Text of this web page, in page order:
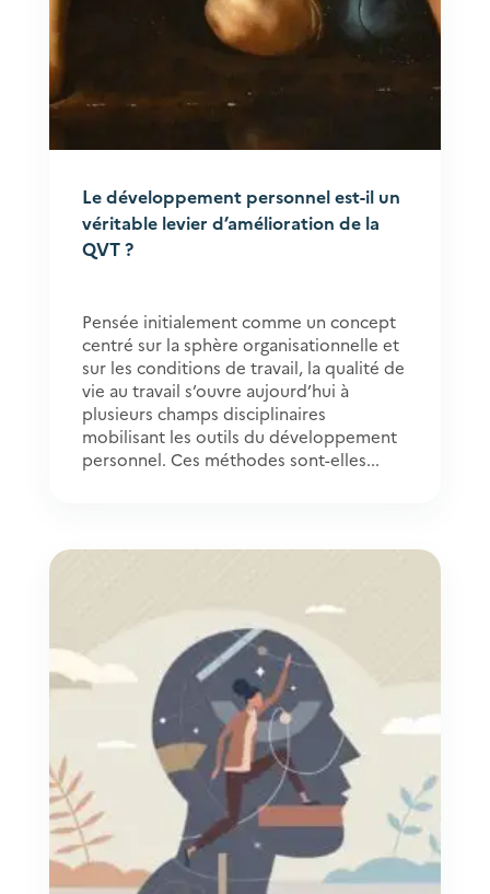
Le développement personnel est-il un
véritable levier d’amélioration de la
QVT ?
Pensée initialement comme un concept
centré sur la sphère organisationnelle et
sur les conditions de travail, la qualité de
vie au travail s’ouvre aujourd’hui à
plusieurs champs disciplinaires
mobilisant les outils du développement
personnel. Ces méthodes sont-elles...